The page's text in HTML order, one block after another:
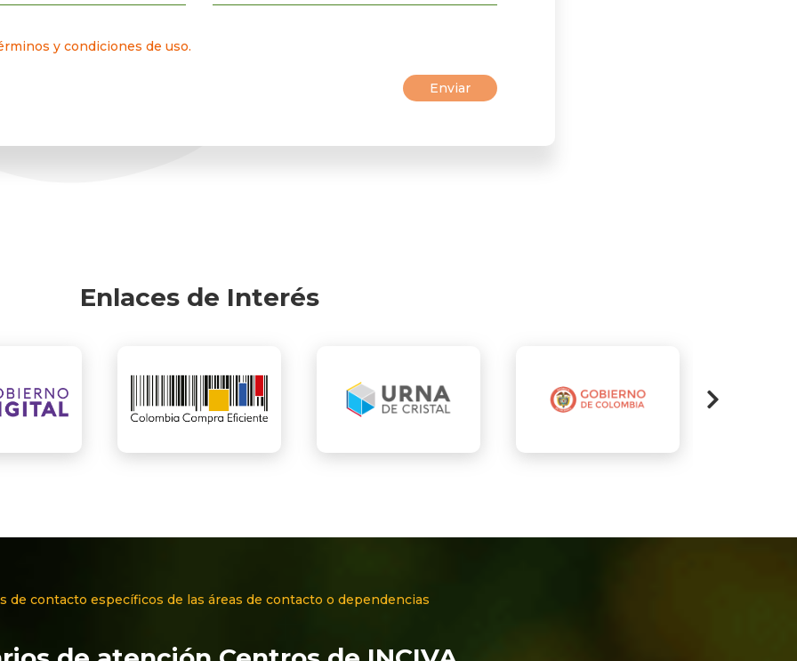
y condiciones de uso.
Enlaces de Interés
de contacto específicos de las áreas de contacto o dependencias